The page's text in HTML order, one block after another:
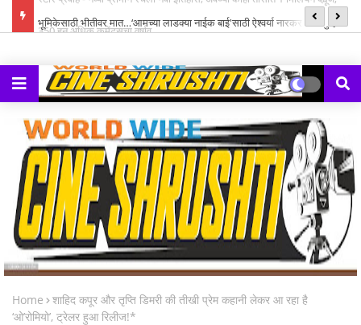
भूमिकेसाठी भीतीवर मात…‘आमच्या लाडक्या नाईक बाई'साठी ऐश्वर्या नारकर यांनी पुन्हा
Home
शाहिद कपूर और तृप्ति डिमरी की तीखी प्रेम कहानी लेकर आ रहा है
‘ओ’रोमियो’, ट्रेलर हुआ रिलीज!*